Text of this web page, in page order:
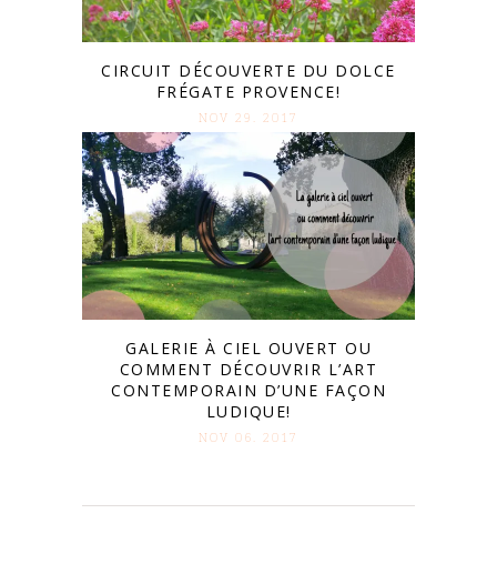
CIRCUIT DÉCOUVERTE DU DOLCE
FRÉGATE PROVENCE!
NOV 29. 2017
GALERIE À CIEL OUVERT OU
COMMENT DÉCOUVRIR L’ART
CONTEMPORAIN D’UNE FAÇON
LUDIQUE!
NOV 06. 2017